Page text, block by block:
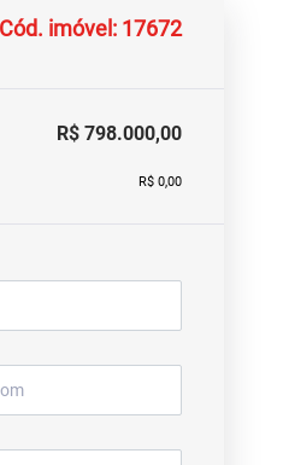
Cód. imóvel: 17672
R$ 798.000,00
R$ 0,00